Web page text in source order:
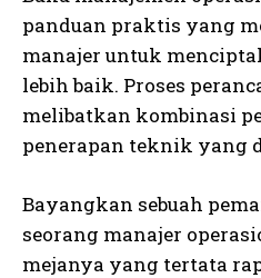
panduan praktis yang
manajer untuk
lebih baik. Proses
melibatkan kombinasi
penerapan teknik yang
Bayangkan sebuah
seorang manajer
mejanya yang tertata